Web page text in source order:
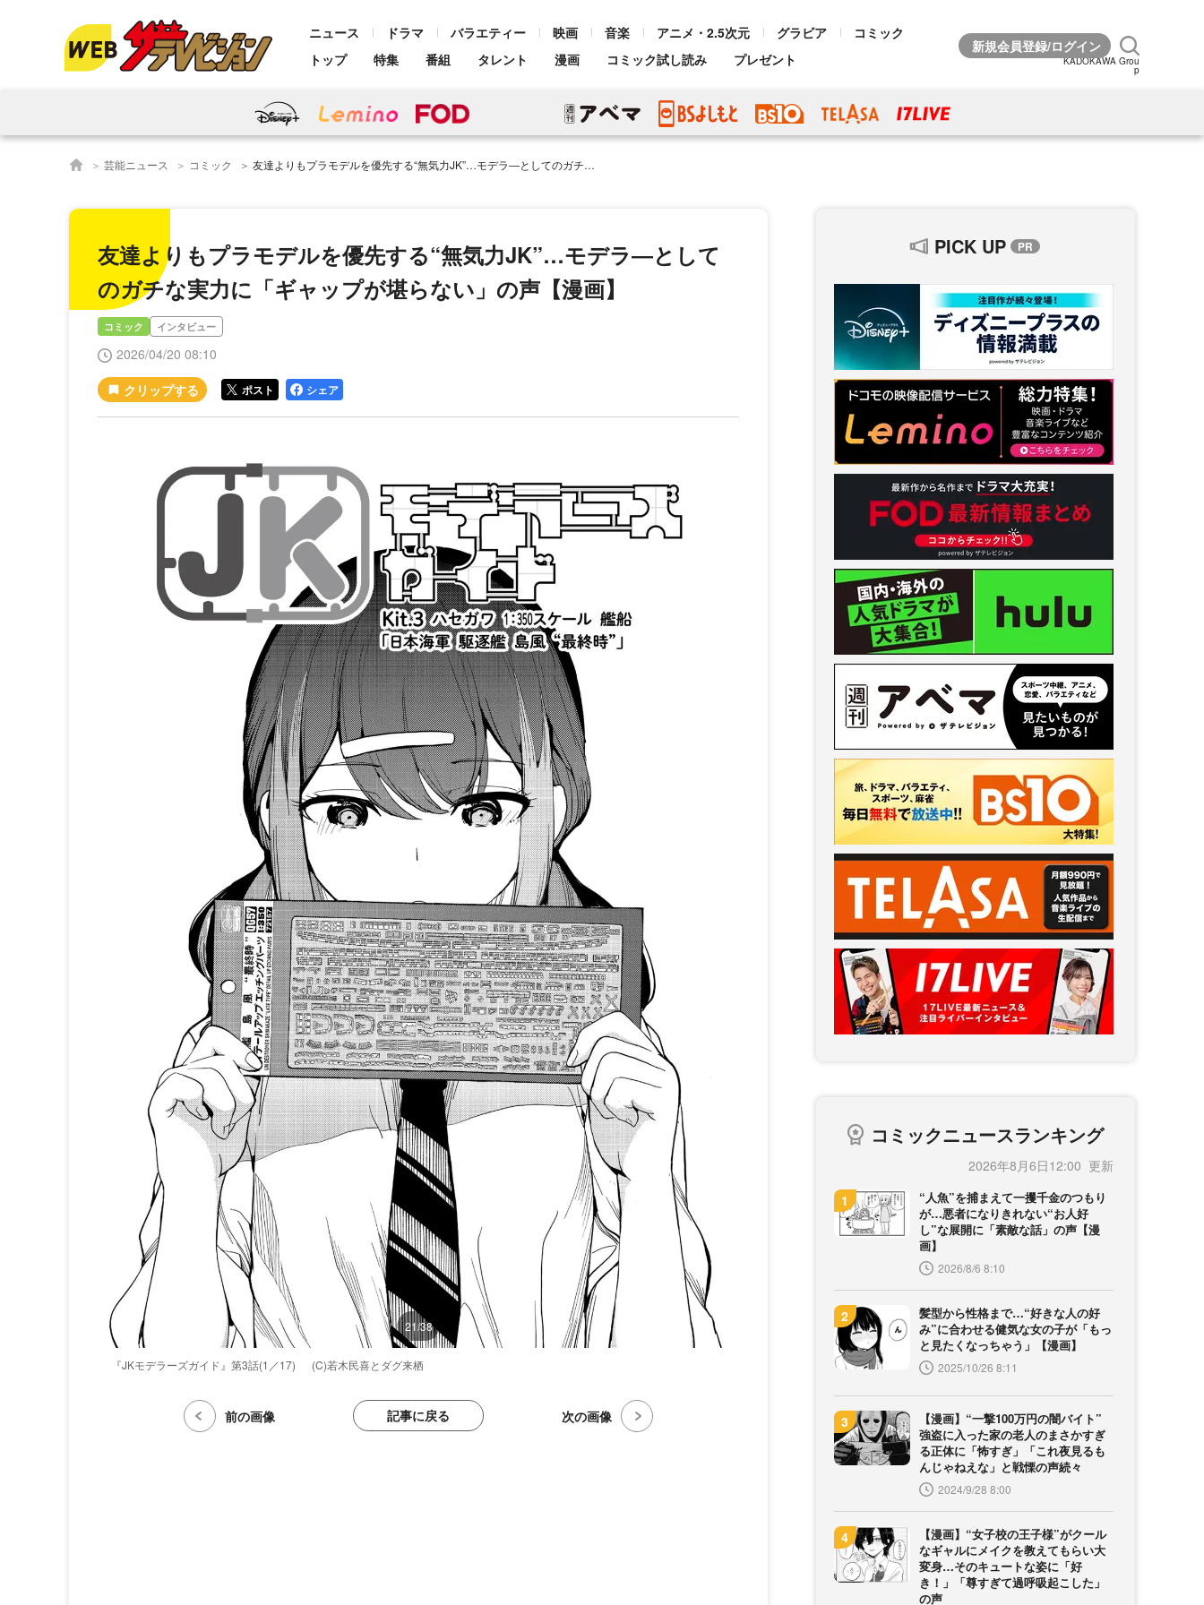
ニュース ドラマ バラエティー 映画 音楽 アニメ・2.5次元 グラビア
コミック
トップ
特集 番組 タレント 漫画 コミック試し読み プレゼント KADOKAWA Grou
p
芸能ニュース コミック 友達よりもプラモデルを優先する“無気力JK”…モデラ―としてのガチな実力に「ギャップが堪らない」の声【漫画】
友達よりもプラモデルを優先する“無気力JK”…モデラ―として
のガチな実力に「ギャップが堪らない」の声【漫画】
コミック インタビュー
2026/04/20 08:10
ポスト シェア
21/38
『JKモデラーズガイド』第3話(1／17) (C)若木民喜とダグ来栖
前の画像 記事に戻る 次の画像
PICK UP
コミックニュースランキング
2026年8月6日12:00
“人魚”を捕まえて一攫千金のつもり
が…悪者になりきれない“お人好
し”な展開に「素敵な話」の声【漫
画】
2026/8/6 8:10
髪型から性格まで…“好きな人の好
み”に合わせる健気な女の子が「もっ
と見たくなっちゃう」【漫画】
2025/10/26 8:11
【漫画】“一撃100万円の闇バイト”
強盗に入った家の老人のまさかすぎ
る正体に「怖すぎ」「これ夜見るも
んじゃねえな」と戦慄の声続々
2024/9/28 8:00
【漫画】“女子校の王子様”がクール
なギャルにメイクを教えてもらい大
変身…そのキュートな姿に「好
き！」「尊すぎて過呼吸起こした」
の声